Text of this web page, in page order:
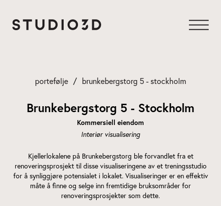
portefølje brunkebergstorg 5 - stockholm
Brunkebergstorg 5 - Stockholm
Kommersiell eiendom
Interiør visualisering
Kjellerlokalene på Brunkebergstorg ble forvandlet fra et
renoveringsprosjekt til disse visualiseringene av et treningsstudio
for å synliggjøre potensialet i lokalet. Visualiseringer er en effektiv
måte å finne og selge inn fremtidige bruksområder for
renoveringsprosjekter som dette.